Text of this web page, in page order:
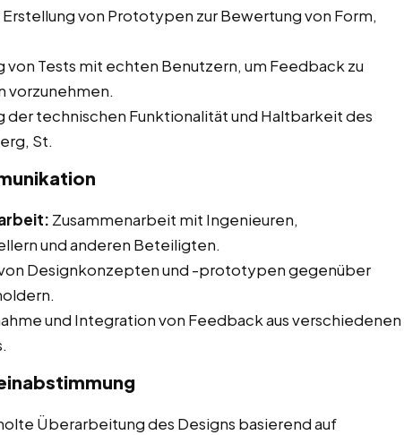
von Prototypen zur Bewertung von Form,
von Tests mit echten Benutzern, um Feedback zu
vorzunehmen.
der technischen Funktionalität und Haltbarkeit des
St.
Zusammenarbeit mit Ingenieuren,
und anderen Beteiligten.
Designkonzepten und -prototypen gegenüber
und Integration von Feedback aus verschiedenen
Überarbeitung des Designs basierend auf